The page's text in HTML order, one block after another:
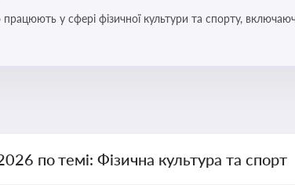
працюють у сфері фізичної культури та спорту,
по темі: Фізична культура та спорт